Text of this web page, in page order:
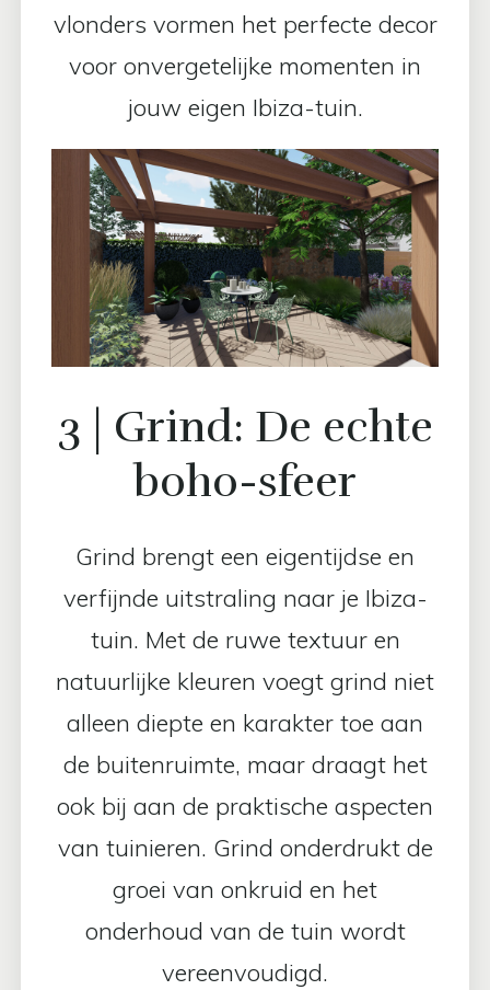
vlonders vormen het perfecte decor
voor onvergetelijke momenten in
jouw eigen Ibiza-tuin.
3 | Grind: De echte
boh0-sfeer
Grind brengt een eigentijdse en
verfijnde uitstraling naar je Ibiza-
tuin. Met de ruwe textuur en
natuurlijke kleuren voegt grind niet
alleen diepte en karakter toe aan
de buitenruimte, maar draagt het
ook bij aan de praktische aspecten
van tuinieren. Grind onderdrukt de
groei van onkruid en het
onderhoud van de tuin wordt
vereenvoudigd.